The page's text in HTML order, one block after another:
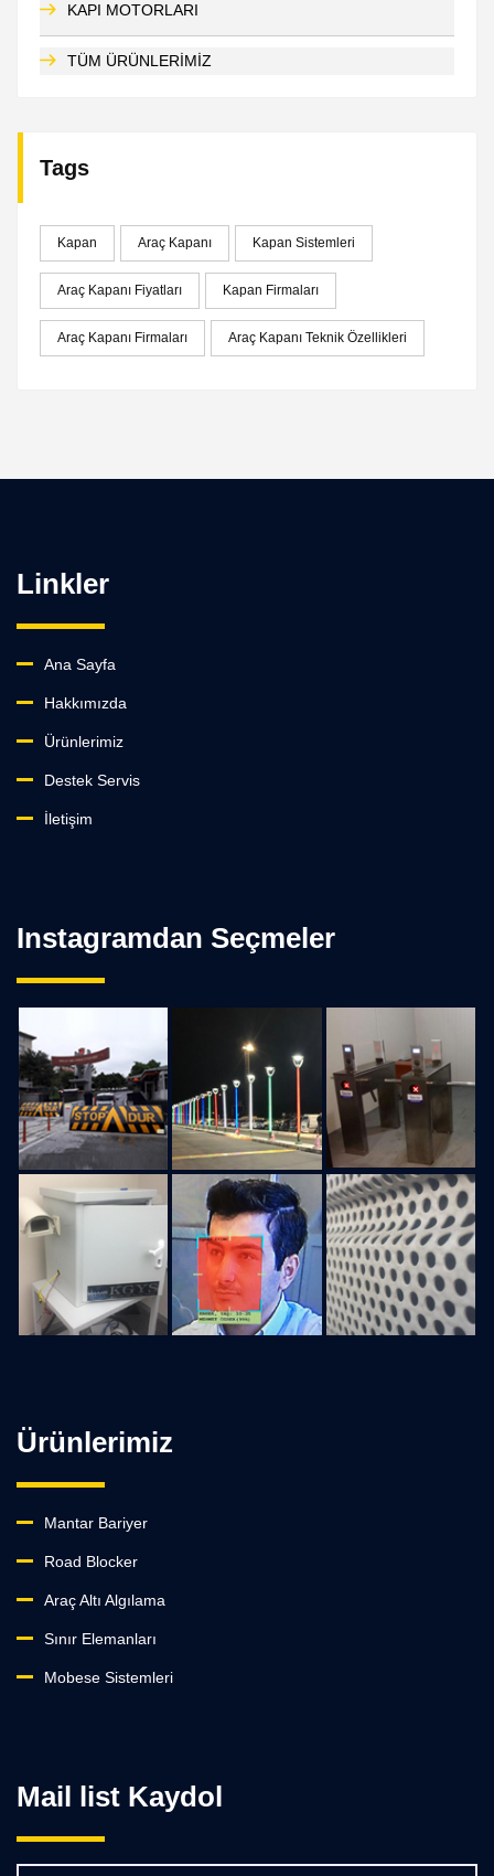
KAPI MOTORLARI
TÜM ÜRÜNLERİMİZ
Tags
Kapan Araç Kapanı Kapan Sistemleri
Araç Kapanı Fiyatları Kapan Firmaları
Araç Kapanı Firmaları Araç Kapanı Teknik Özellikleri
Linkler
Ana Sayfa
Hakkımızda
Ürünlerimiz
Destek Servis
İletişim
Instagramdan Seçmeler
Ürünlerimiz
Mantar Bariyer
Road Blocker
Araç Altı Algılama
Sınır Elemanları
Mobese Sistemleri
Mail list Kaydol